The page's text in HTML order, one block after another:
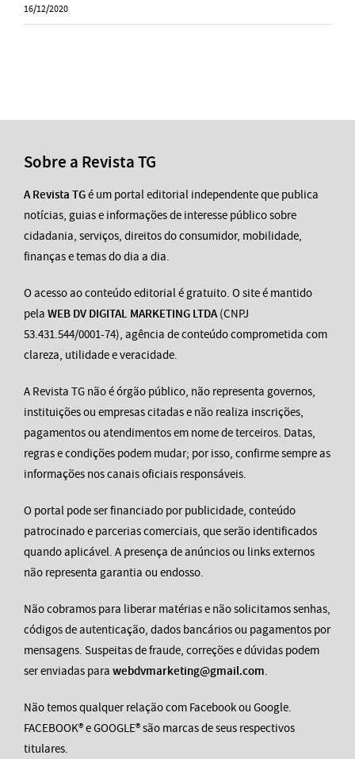
16/12/2020
Sobre a Revista TG
A Revista TGé um portal editorial independente que publica
notícias, guias e informações de interesse público sobre
cidadania, serviços, direitos do consumidor, mobilidade,
finanças e temas do dia a dia.
O acesso ao conteúdo editorial é gratuito. O site é mantido
pela WEB DV DIGITAL MARKETING LTDA(CNPJ
53.431.544/0001-74), agência de conteúdo comprometida com
clareza, utilidade e veracidade.
A Revista TG não é órgão público, não representa governos,
instituições ou empresas citadas e não realiza inscrições,
pagamentos ou atendimentos em nome de terceiros. Datas,
regras e condições podem mudar; por isso, confirme sempre as
informações nos canais oficiais responsáveis.
O portal pode ser financiado por publicidade, conteúdo
patrocinado e parcerias comerciais, que serão identificados
quando aplicável. A presença de anúncios ou links externos
não representa garantia ou endosso.
Não cobramos para liberar matérias e não solicitamos senhas,
códigos de autenticação, dados bancários ou pagamentos por
mensagens. Suspeitas de fraude, correções e dúvidas podem
ser enviadas para webdvmarketing@gmail.com.
Não temos qualquer relação com Facebook ou Google.
FACEBOOK® e GOOGLE® são marcas de seus respectivos
titulares.